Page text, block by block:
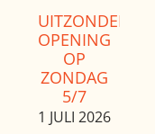
UITZONDERLIJKE
OPENING
OP
ZONDAG
5/7
1 JULI 2026